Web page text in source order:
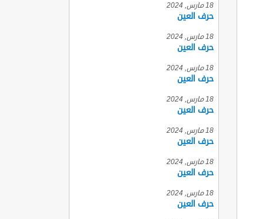
18 مارس, 2024
حرف العين
18 مارس, 2024
حرف العين
18 مارس, 2024
حرف العين
18 مارس, 2024
حرف العين
18 مارس, 2024
حرف العين
18 مارس, 2024
حرف العين
18 مارس, 2024
حرف العين